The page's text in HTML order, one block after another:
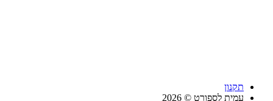
תקנון
עמית לספורט © 2026